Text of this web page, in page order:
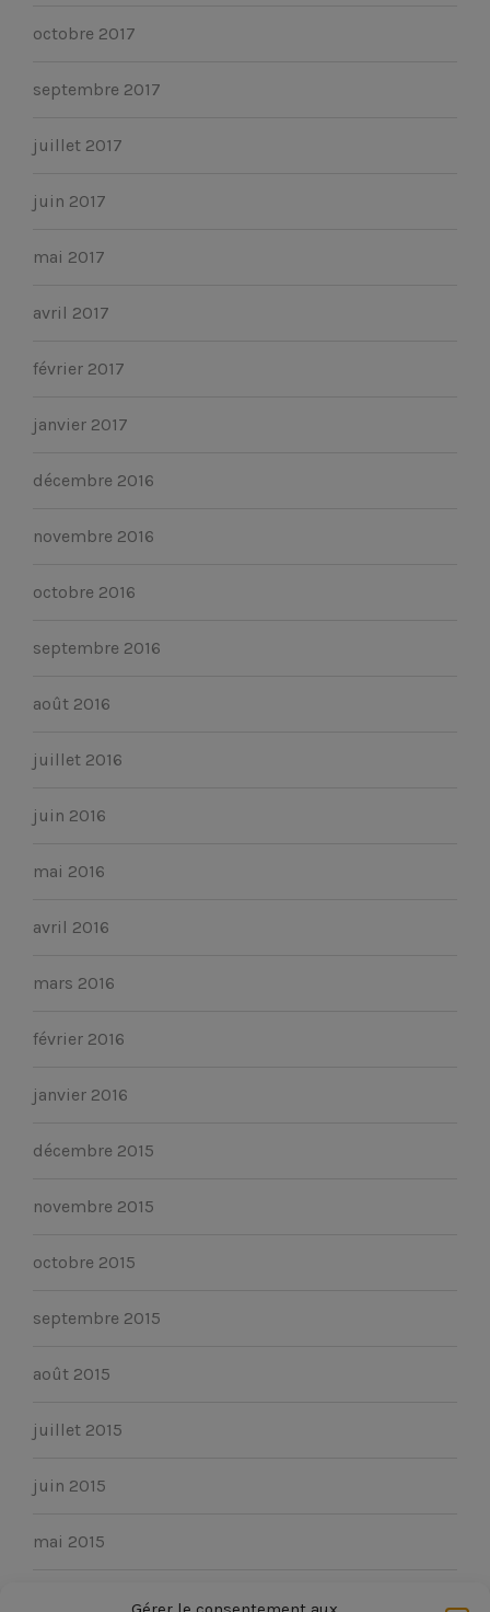
octobre 2017
septembre 2017
juillet 2017
juin 2017
mai 2017
avril 2017
février 2017
janvier 2017
décembre 2016
novembre 2016
octobre 2016
septembre 2016
août 2016
juillet 2016
juin 2016
mai 2016
avril 2016
mars 2016
février 2016
janvier 2016
décembre 2015
novembre 2015
octobre 2015
septembre 2015
août 2015
juillet 2015
juin 2015
mai 2015